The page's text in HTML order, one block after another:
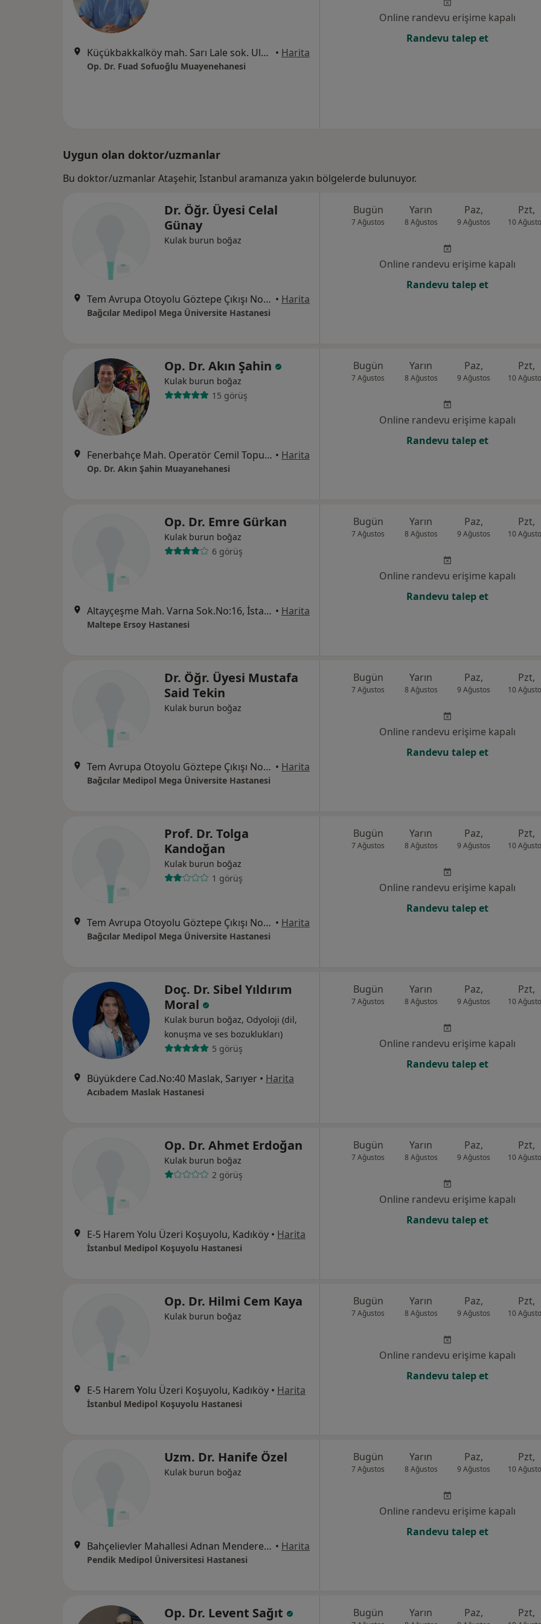
Küçükbakkalköy mah. Sarı Lale sok. Ulugöl(Liberty) Plaza. No:1 D:4, İstanbul • Harita
Op. Dr. Fuad Sofuoğlu Muayenehanesi
Online randevu erişime kapalı
Randevu talep et
Uygun olan doktor/uzmanlar
Bu doktor/uzmanlar Ataşehir, Istanbul aramanıza yakın bölgelerde bulunuyor.
Dr. Öğr. Üyesi Celal
Günay
Kulak burun boğaz
Tem Avrupa Otoyolu Göztepe Çıkışı No: 1Bağcılar, İstanbul • Harita
Bağcılar Medipol Mega Üniversite Hastanesi
Bugün
7 Ağustos
Yarın
8 Ağustos
Paz,
9 Ağustos
Pzt,
10
Online randevu erişime kapalı
Randevu talep et
Op. Dr. Akın Şahin
Kulak burun boğaz
15 görüş
Fenerbahçe Mah. Operatör Cemil Topuzlu Cd. No:25 Yosun Apt. Kat:1 Daire:2, İstanbul • Harita
Op. Dr. Akın Şahin Muayanehanesi
Bugün
7 Ağustos
Yarın
8 Ağustos
Paz,
9 Ağustos
Pzt,
10
Online randevu erişime kapalı
Randevu talep et
Op. Dr. Emre Gürkan
Kulak burun boğaz
6 görüş
Altayçeşme Mah. Varna Sok.No:16, İstanbul • Harita
Maltepe Ersoy Hastanesi
Bugün
7 Ağustos
Yarın
8 Ağustos
Paz,
9 Ağustos
Pzt,
10
Online randevu erişime kapalı
Randevu talep et
Dr. Öğr. Üyesi Mustafa
Said Tekin
Kulak burun boğaz
Tem Avrupa Otoyolu Göztepe Çıkışı No: 1Bağcılar, İstanbul • Harita
Bağcılar Medipol Mega Üniversite Hastanesi
Bugün
7 Ağustos
Yarın
8 Ağustos
Paz,
9 Ağustos
Pzt,
10
Online randevu erişime kapalı
Randevu talep et
Prof. Dr. Tolga
Kandoğan
Kulak burun boğaz
1 görüş
Tem Avrupa Otoyolu Göztepe Çıkışı No: 1Bağcılar, İstanbul • Harita
Bağcılar Medipol Mega Üniversite Hastanesi
Bugün
7 Ağustos
Yarın
8 Ağustos
Paz,
9 Ağustos
Pzt,
10
Online randevu erişime kapalı
Randevu talep et
Doç. Dr. Sibel Yıldırım
Moral
Kulak burun boğaz, Odyoloji (dil,
konuşma ve ses bozuklukları)
5 görüş
Büyükdere Cad.No:40 Maslak, Sarıyer • Harita
Acıbadem Maslak Hastanesi
Bugün
7 Ağustos
Yarın
8 Ağustos
Paz,
9 Ağustos
Pzt,
10
Online randevu erişime kapalı
Randevu talep et
Op. Dr. Ahmet Erdoğan
Kulak burun boğaz
2 görüş
E-5 Harem Yolu Üzeri Koşuyolu, Kadıköy • Harita
İstanbul Medipol Koşuyolu Hastanesi
Bugün
7 Ağustos
Yarın
8 Ağustos
Paz,
9 Ağustos
Pzt,
10
Online randevu erişime kapalı
Randevu talep et
Op. Dr. Hilmi Cem Kaya
Kulak burun boğaz
E-5 Harem Yolu Üzeri Koşuyolu, Kadıköy • Harita
İstanbul Medipol Koşuyolu Hastanesi
Bugün
7 Ağustos
Yarın
8 Ağustos
Paz,
9 Ağustos
Pzt,
10
Online randevu erişime kapalı
Randevu talep et
Uzm. Dr. Hanife Özel
Kulak burun boğaz
Bahçelievler Mahallesi Adnan Menderes Bulvarı No:31, Pendik • Harita
Pendik Medipol Üniversitesi Hastanesi
Bugün
7 Ağustos
Yarın
8 Ağustos
Paz,
9 Ağustos
Pzt,
10
Online randevu erişime kapalı
Randevu talep et
Op. Dr. Levent Sağıt Bugün Yarın Paz, Pzt,